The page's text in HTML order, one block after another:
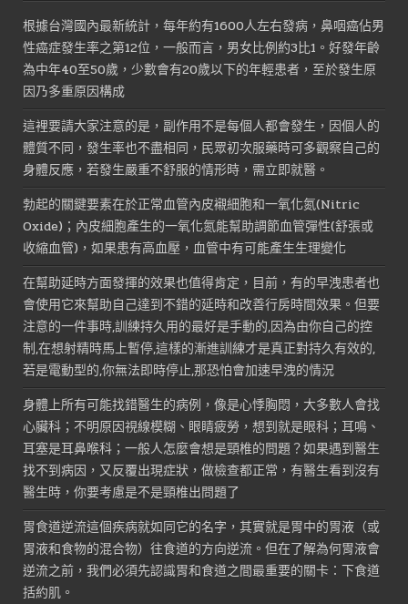
根據台灣國內最新統計，每年約有1600人左右發病，鼻咽癌佔男
性癌症發生率之第12位，一般而言，男女比例約3比1。好發年齡
為中年40至50歲，少數會有20歲以下的年輕患者，至於發生原
因乃多重原因構成
這裡要請大家注意的是，副作用不是每個人都會發生，因個人的
體質不同，發生率也不盡相同，民眾初次服藥時可多觀察自己的
身體反應，若發生嚴重不舒服的情形時，需立即就醫。
勃起的關鍵要素在於正常血管內皮襯細胞和一氧化氮(Nitric
Oxide)；內皮細胞產生的一氧化氮能幫助調節血管彈性(舒張或
收縮血管)，如果患有高血壓，血管中有可能產生生理變化
在幫助延時方面發揮的效果也值得肯定，目前，有的早洩患者也
會使用它來幫助自己達到不錯的延時和改善行房時間效果。但要
注意的一件事時,訓練持久用的最好是手動的,因為由你自己的控
制,在想射精時馬上暫停,這樣的漸進訓練才是真正對持久有效的,
若是電動型的,你無法即時停止,那恐怕會加速早洩的情況
身體上所有可能找錯醫生的病例，像是心悸胸悶，大多數人會找
心臟科；不明原因視線模糊、眼睛疲勞，想到就是眼科；耳鳴、
耳塞是耳鼻喉科；一般人怎麼會想是頸椎的問題？如果遇到醫生
找不到病因，又反覆出現症狀，做檢查都正常，有醫生看到沒有
醫生時，你要考慮是不是頸椎出問題了
胃食道逆流這個疾病就如同它的名字，其實就是胃中的胃液（或
胃液和食物的混合物）往食道的方向逆流。但在了解為何胃液會
逆流之前，我們必須先認識胃和食道之間最重要的關卡：下食道
括約肌。